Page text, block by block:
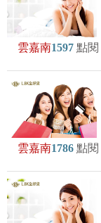
雲嘉南1597 點閱
雲嘉南1786 點閱